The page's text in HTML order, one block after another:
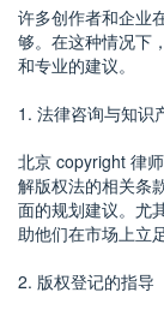
许多创作者和企业
够。在这种情况下
和专业的建议。
1. 法律咨询与知识
北京 copyright 律
解版权法的相关条
面的规划建议。尤
助他们在市场上立足
2. 版权登记的指导